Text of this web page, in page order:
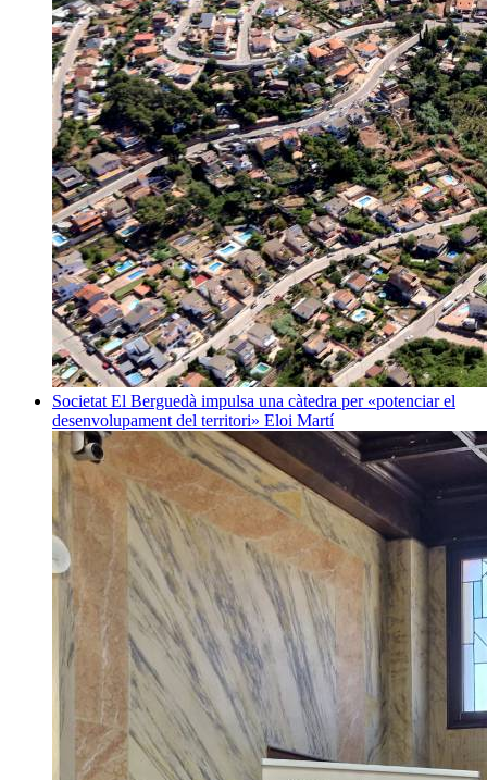
Societat El Berguedà impulsa una càtedra per «potenciar el
desenvolupament del territori» Eloi Martí